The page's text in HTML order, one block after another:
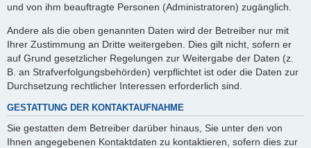
und von ihm beauftragte Personen (Administratoren) zugänglich.
Andere als die oben genannten Daten wird der Betreiber nur mit
Ihrer Zustimmung an Dritte weitergeben. Dies gilt nicht, sofern er
auf Grund gesetzlicher Regelungen zur Weitergabe der Daten (z.
B. an Strafverfolgungsbehörden) verpflichtet ist oder die Daten zur
Durchsetzung rechtlicher Interessen erforderlich sind.
GESTATTUNG DER KONTAKTAUFNAHME
Sie gestatten dem Betreiber darüber hinaus, Sie unter den von
Ihnen angegebenen Kontaktdaten zu kontaktieren, sofern dies zur